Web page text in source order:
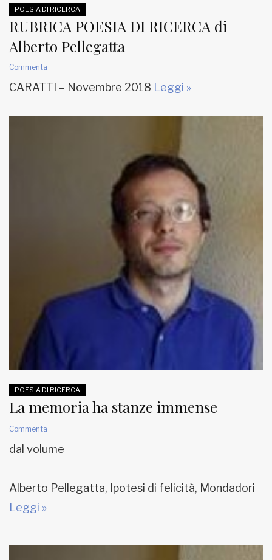
POESIA DI RICERCA
RUBRICA POESIA DI RICERCA di
Alberto Pellegatta
Commenta
CARATTI – Novembre 2018 Leggi »
POESIA DI RICERCA
La memoria ha stanze immense
Commenta
dal volume
Alberto Pellegatta, Ipotesi di felicità, Mondadori
Leggi »